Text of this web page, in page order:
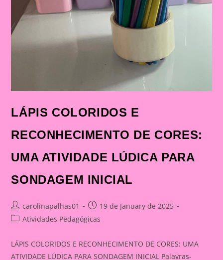
LÁPIS COLORIDOS E
RECONHECIMENTO DE CORES:
UMA ATIVIDADE LÚDICA PARA
SONDAGEM INICIAL
Post
author:
carolinapalhas01
Post
published:
19 de January de 2025
PostAtividades Pedagógicas
LÁPIS COLORIDOS E RECONHECIMENTO DE CORES: UMA
ATIVIDADE LÚDICA PARA SONDAGEM INICIAL Palavras-